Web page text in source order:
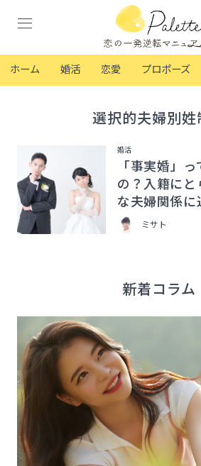
ホーム 婚活 恋愛 プロポーズ
選択的夫婦別姓
婚活
「事実婚」
の？入籍にと
な夫婦関係に
ミサト
新着コラム